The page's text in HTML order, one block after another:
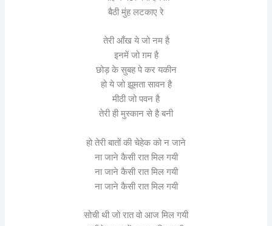
बैठी मुंह लटकाए रे
तेरी आँख ये जो नम है
इनमें जो ग़म है
छोड़ के सुबह पे कर यकीन
हो ये जो झूमता सावन है
मीठी जो पवन है
तेरी ही मुस्कान से है बनी
हो तेरी बातों की चेहेक को न जाने
ना जाने कैसी रात मिल गयी
ना जाने कैसी रात मिल गयी
ना जाने कैसी रात मिल गयी
सोची थी जो रात वो आज मिल गयी